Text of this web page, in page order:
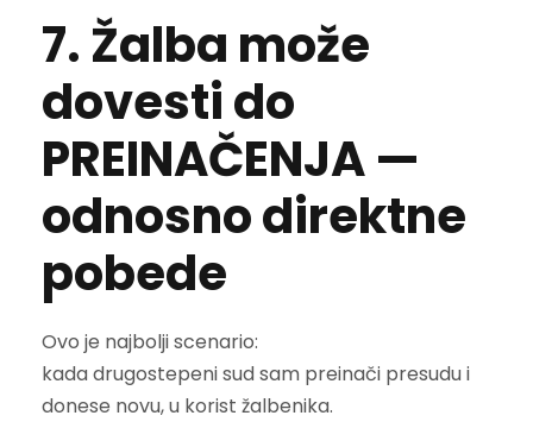
7. Žalba može
dovesti do
PREINAČENJA —
odnosno direktne
pobede
Ovo je najbolji scenario:
kada drugostepeni sud sam preinači presudu i
donese novu, u korist žalbenika.